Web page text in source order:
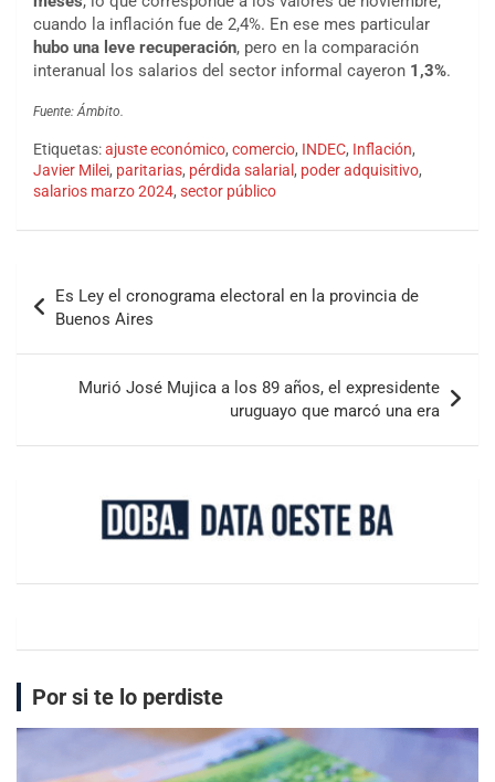
cuando la inflación fue de 2,4%. En ese mes particular
hubo una leve recuperación, pero en la comparación
interanual los salarios del sector informal cayeron 1,3%.
Fuente: Ámbito.
Etiquetas:ajuste económico, comercio, INDEC, Inflación,
Javier Milei, paritarias, pérdida salarial , poder adquisitivo,
salarios marzo 2024, sector público
Es Ley el cronograma electoral en la provincia de
Buenos Aires
Murió José Mujica a los 89 años, el expresidente
uruguayo que marcó una era
Por si te lo perdiste